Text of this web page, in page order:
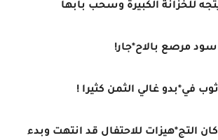
للخزانة الكبيرة وسحب بابها
مرصع بالاح*جار!
في*بدو غالي الثمن كثيرا !
التج*هيزات للاحتفال قد انتهت وبدء